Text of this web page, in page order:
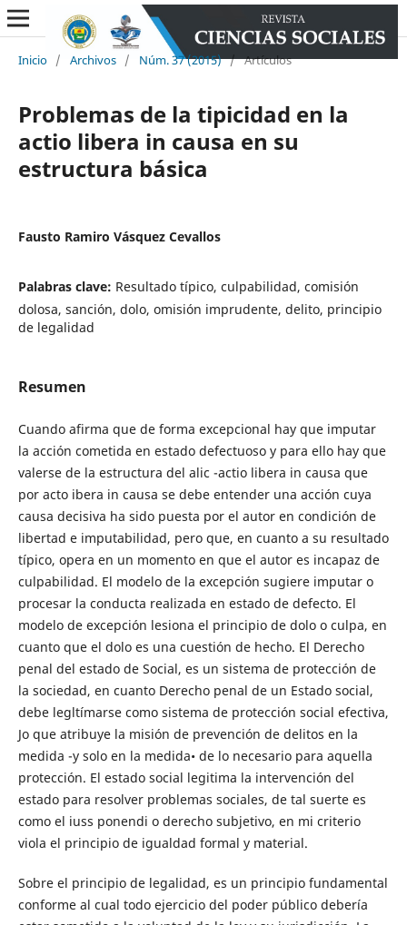
Inicio / Archivos / Núm. 37 (2015) / Artículos
Problemas de la tipicidad en la
actio libera in causa en su
estructura básica
Fausto Ramiro Vásquez Cevallos
Palabras clave: Resultado típico, culpabilidad, comisión
dolosa, sanción, dolo, omisión imprudente, delito, principio
de legalidad
Resumen
Cuando afirma que de forma excepcional hay que imputar
la acción cometida en estado defectuoso y para ello hay que
valerse de la estructura del alic -actio libera in causa que
por acto ibera in causa se debe entender una acción cuya
causa decisiva ha sido puesta por el autor en condición de
libertad e imputabilidad, pero que, en cuanto a su resultado
típico, opera en un momento en que el autor es incapaz de
culpabilidad. El modelo de la excepción sugiere imputar o
procesar la conducta realizada en estado de defecto. El
modelo de excepción lesiona el principio de dolo o culpa, en
cuanto que el dolo es una cuestión de hecho. El Derecho
penal del estado de Social, es un sistema de protección de
la sociedad, en cuanto Derecho penal de un Estado social,
debe legltímarse como sistema de protección social efectiva,
Jo que atribuye la misión de prevención de delitos en la
medida -y solo en la medida• de lo necesario para aquella
protección. El estado social legitima la intervención del
estado para resolver problemas sociales, de tal suerte es
como el iuss ponendi o derecho subjetivo, en mi criterio
viola el principio de igualdad formal y material.
Sobre el principio de legalidad, es un principio fundamental
conforme al cual todo ejercicio del poder público debería